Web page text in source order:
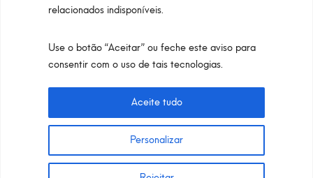
relacionados indisponíveis.
Use o botão “Aceitar” ou feche este aviso para
consentir com o uso de tais tecnologias.
Personalizar
Aceite tudo
Configurators Privacy Policy Cookie Policy
Pan S.r.l. – Via G. Michelucci 1, 50028 Barberino
Tavarnelle (Firenze) Italy
Partita IVA e C.F. IT03865770485 - SDI code:
1N74KED
T +39 055 80 59 33 6-7 – panint@panint.it